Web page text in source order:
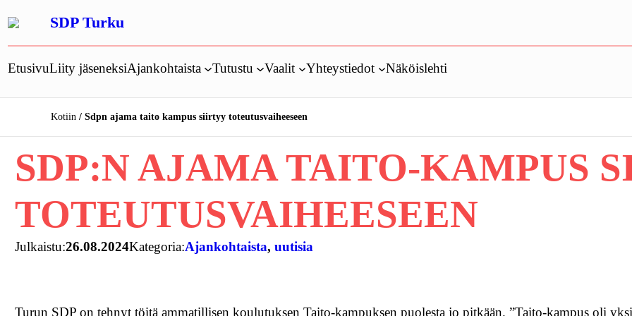
sisältöön
SDP Turku
EtusivuLiity jäseneksiAjankohtaista Tutustu Vaalit Yhteystiedot Näköislehti
Kotiin Sdpn ajama taito kampus siirtyy toteutusvaiheeseen
SDP:N AJAMA TAITO-KAMPUS
TOTEUTUSVAIHEESEEN
Julkaistu:26.08.2024Kategoria:Ajankohtaista, uutisia
Turun SDP on tehnyt töitä ammatillisen koulutuksen Taito-kampuksen puolesta jo pitkään. ”Taito-kampus oli yksi